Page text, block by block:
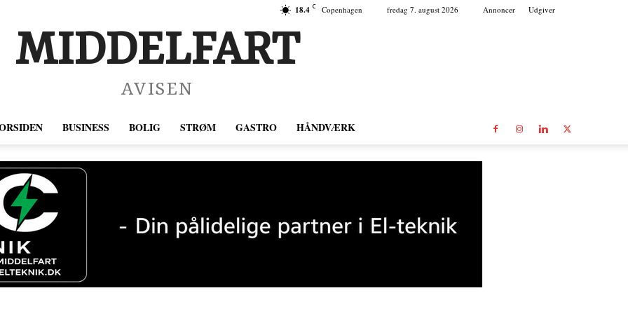
18.4 C Copenhagen fredag 7. august 2026 Annoncer Udgiver
MIDDELFART
AVISEN
BUSINESS BOLIG STRØM GASTRO HÅNDVÆRK